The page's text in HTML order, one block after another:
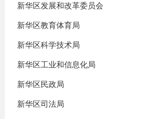
新华区发展和改革委员会
新华区教育体育局
新华区科学技术局
新华区工业和信息化局
新华区民政局
新华区司法局